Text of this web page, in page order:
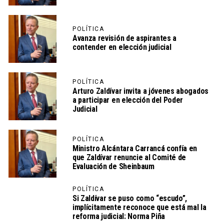
POLÍTICA
Avanza revisión de aspirantes a
contender en elección judicial
POLÍTICA
Arturo Zaldívar invita a jóvenes abogados
a participar en elección del Poder
Judicial
POLÍTICA
Ministro Alcántara Carrancá confía en
que Zaldívar renuncie al Comité de
Evaluación de Sheinbaum
POLÍTICA
Si Zaldívar se puso como “escudo”,
implícitamente reconoce que está mal la
reforma judicial: Norma Piña